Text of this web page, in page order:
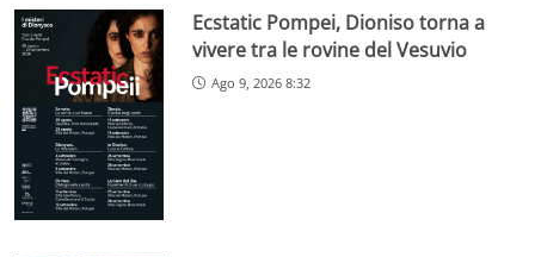
Ecstatic Pompei, Dioniso torna a
vivere tra le rovine del Vesuvio
Ago 9, 2026 8:32